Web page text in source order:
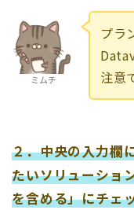
ミムチ
プラ
注意
２．中央の入力欄
たいソリューショ
を含める」にチェ